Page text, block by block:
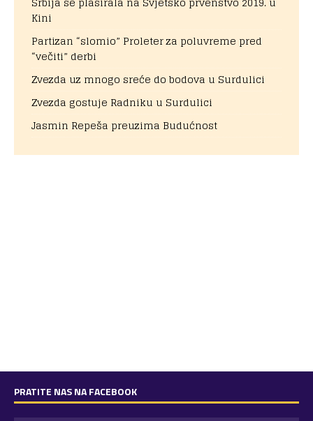
Kini
Partizan “slomio” Proleter za poluvreme pred
“večiti” derbi
Zvezda uz mnogo sreće do bodova u Surdulici
Zvezda gostuje Radniku u Surdulici
Jasmin Repeša preuzima Budućnost
PRATITE NAS NA FACEBOOK